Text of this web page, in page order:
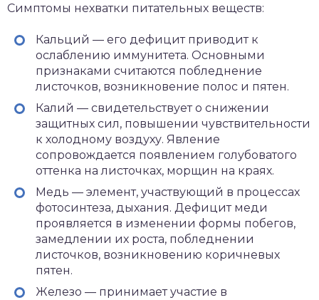
Симптомы нехватки питательных веществ:
Кальций — его дефицит приводит к
ослаблению иммунитета. Основными
признаками считаются побледнение
листочков, возникновение полос и пятен.
Калий — свидетельствует о снижении
защитных сил, повышении чувствительности
к холодному воздуху. Явление
сопровождается появлением голубоватого
оттенка на листочках, морщин на краях.
Медь — элемент, участвующий в процессах
фотосинтеза, дыхания. Дефицит меди
проявляется в изменении формы побегов,
замедлении их роста, побледнении
листочков, возникновению коричневых
пятен.
Железо — принимает участие в